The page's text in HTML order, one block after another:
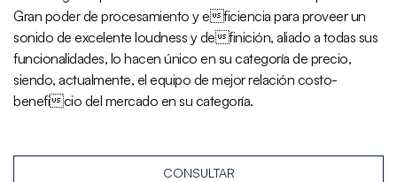
Gran poder de procesamiento y eficiencia para proveer un
sonido de excelente loudness y definición, aliado a todas sus
funcionalidades, lo hacen único en su categoría de precio,
siendo, actualmente, el equipo de mejor relación costo-
beneficio del mercado en su categoría.
CONSULTAR